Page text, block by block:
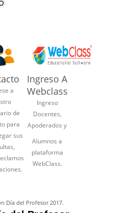
a
de
para
sus
Ingreso A
Webclass
Ingreso
Docentes,
Apoderados y
Alumnos a
plataforma
WebClass.
Día del Profesor 2017.